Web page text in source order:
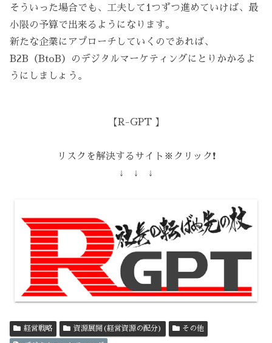
そういった場合でも、工夫して1つずつ進めていけば、最
小限の予算で出来るようになります。
新たな企業にアプローチしていくのであれば、
B2B（BtoB）のデジタルマーケティングにとりかかるよ
うにしましょう。
【R-GPT 】
リスクを解決するサイト※クリック❗️
↓ ↓ ↓
経営戦略 資源展開(経営資源の配分) その他